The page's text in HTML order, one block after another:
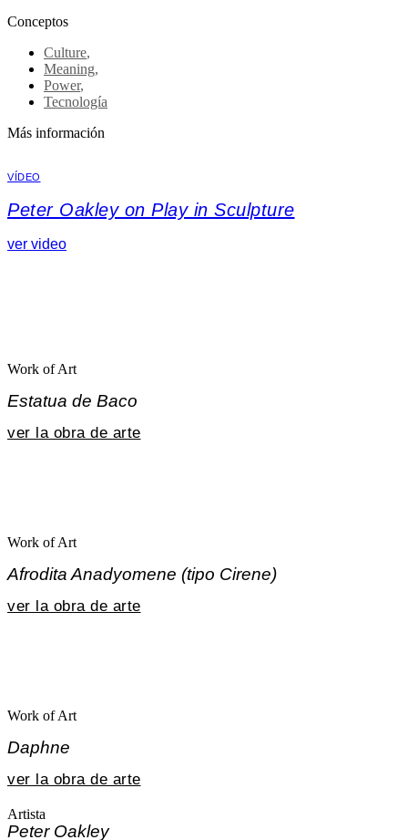
Conceptos
Culture,
Meaning,
Power,
Tecnología
Más información
VÍDEO
Peter Oakley on Play in Sculpture
ver video
Work of Art
Estatua de Baco
ver la obra de arte
Work of Art
Afrodita Anadyomene (tipo Cirene)
ver la obra de arte
Work of Art
Daphne
ver la obra de arte
Artista
Peter Oakley